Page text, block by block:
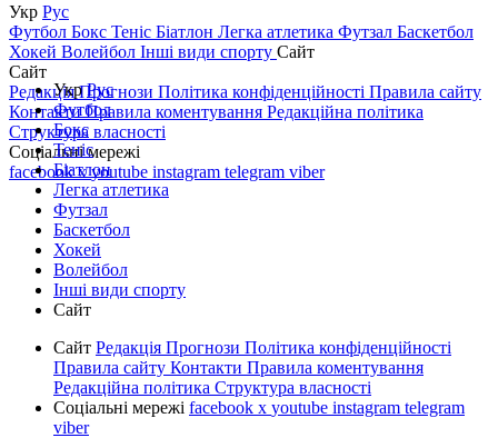
Укр Рус
Футбол Бокс Теніс Біатлон Легка атлетика Футзал Баскетбол
Хокей Волейбол Інші види спорту Сайт
Сайт
РедакціяПрогнози Політика конфіденційності Правила сайту
КонтактиПравила коментування Редакційна політика
Структура власності
Соціальні мережі
facebookxyoutube instagram telegram viber
УкрРус
Футбол
Бокс
Теніс
Біатлон
Легка атлетика
Футзал
Баскетбол
Хокей
Волейбол
Інші види спорту
Сайт
Сайт Редакція Прогнози Політика конфіденційності
Правила сайту Контакти Правила коментування
Редакційна політика Структура власності
Соціальні мережі facebook x youtube instagram telegram
viber